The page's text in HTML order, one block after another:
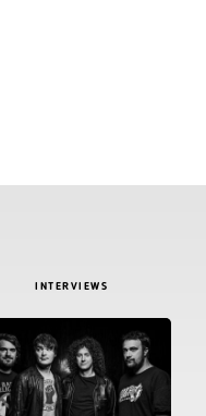
INTERVIEWS